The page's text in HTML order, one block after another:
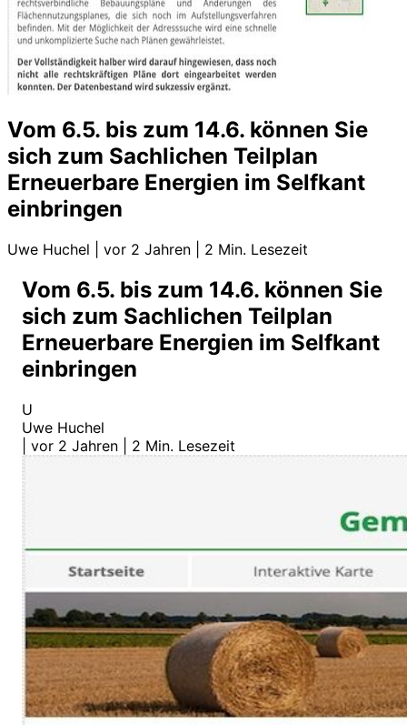
Vom 6.5. bis zum 14.6. können Sie
sich zum Sachlichen Teilplan
Erneuerbare Energien im Selfkant
einbringen
Uwe Huchel vor 2 Jahren 2 Min. Lesezeit
Vom 6.5. bis zum 14.6. können Sie
sich zum Sachlichen Teilplan
Erneuerbare Energien im Selfkant
einbringen
U
Uwe Huchel
vor 2 Jahren 2 Min. Lesezeit